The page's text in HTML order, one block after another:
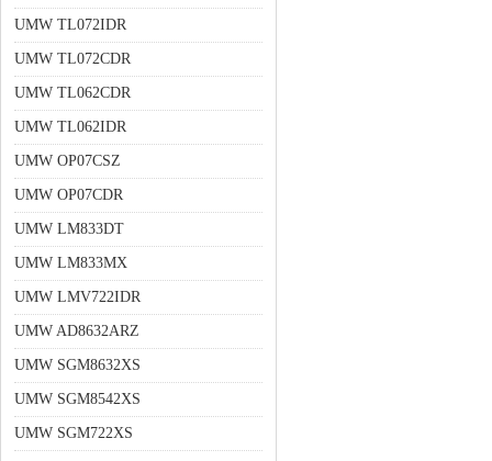
UMW TL072IDR
UMW TL072CDR
UMW TL062CDR
UMW TL062IDR
UMW OP07CSZ
UMW OP07CDR
UMW LM833DT
UMW LM833MX
UMW LMV722IDR
UMW AD8632ARZ
UMW SGM8632XS
UMW SGM8542XS
UMW SGM722XS